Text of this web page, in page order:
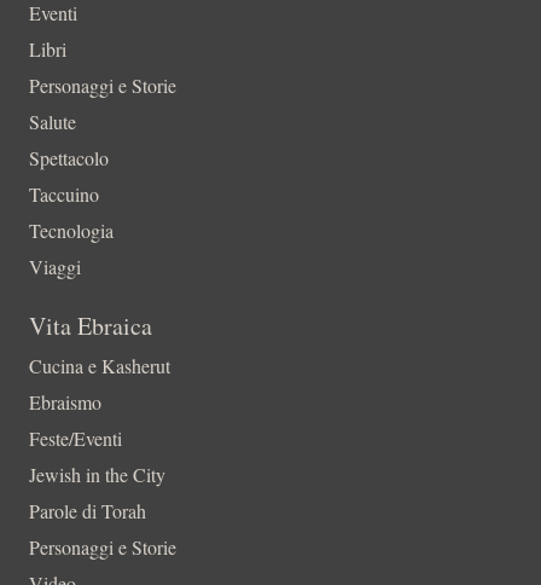
Eventi
Libri
Personaggi e Storie
Salute
Spettacolo
Taccuino
Tecnologia
Viaggi
Vita Ebraica
Cucina e Kasherut
Ebraismo
Feste/Eventi
Jewish in the City
Parole di Torah
Personaggi e Storie